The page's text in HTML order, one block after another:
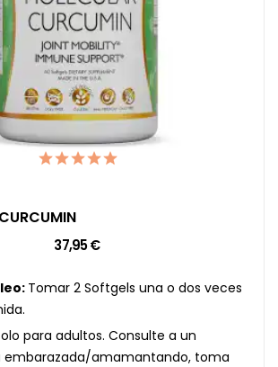
37,95 €
Tomar 2 Softgels una o dos veces
para adultos. Consulte a un
embarazada/amamantando, toma